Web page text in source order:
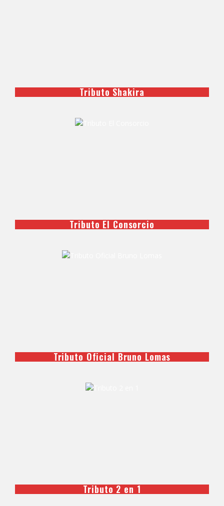
Tributo Shakira
Tributo El Consorcio
Tributo Oficial Bruno Lomas
Tributo 2 en 1